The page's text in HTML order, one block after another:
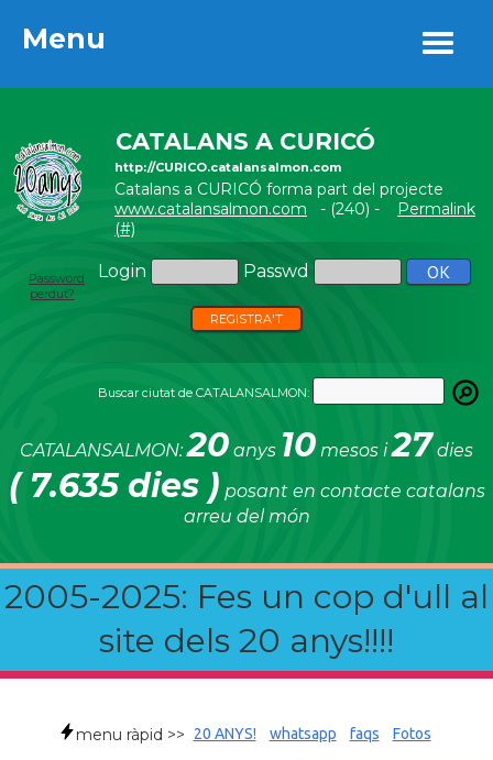
Menu
CATALANS A CURICÓ
http://CURICO.catalansalmon.com
Catalans a CURICÓ forma part del projecte
www.catalansalmon.com - (240) - Permalink
(#)
Login Passwd
Password
perdut?
REGISTRA'T
Buscar ciutat de CATALANSALMON:
CATALANSALMON:20 anys 10 mesos i27 dies
( 7.635 dies ) posant en contacte catalans
arreu del món
2005-2025: Fes un cop d'ull al
site dels 20 anys!!!!
Menu
menu ràpid >> 20 ANYS! whatsapp faqs Fotos